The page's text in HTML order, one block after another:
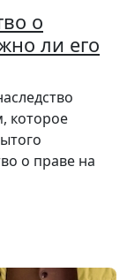
о
ли его
которое
о праве на